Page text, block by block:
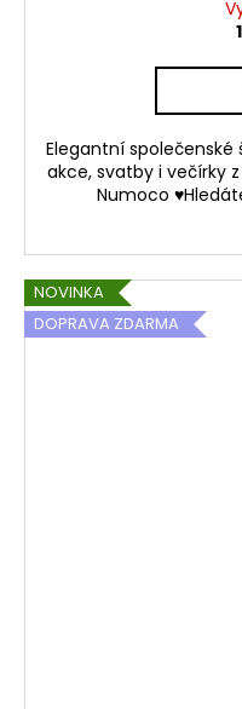
Elegantní
akce, svatby i večírky
Numoco
NOVINKA
DOPRAVA ZDARMA